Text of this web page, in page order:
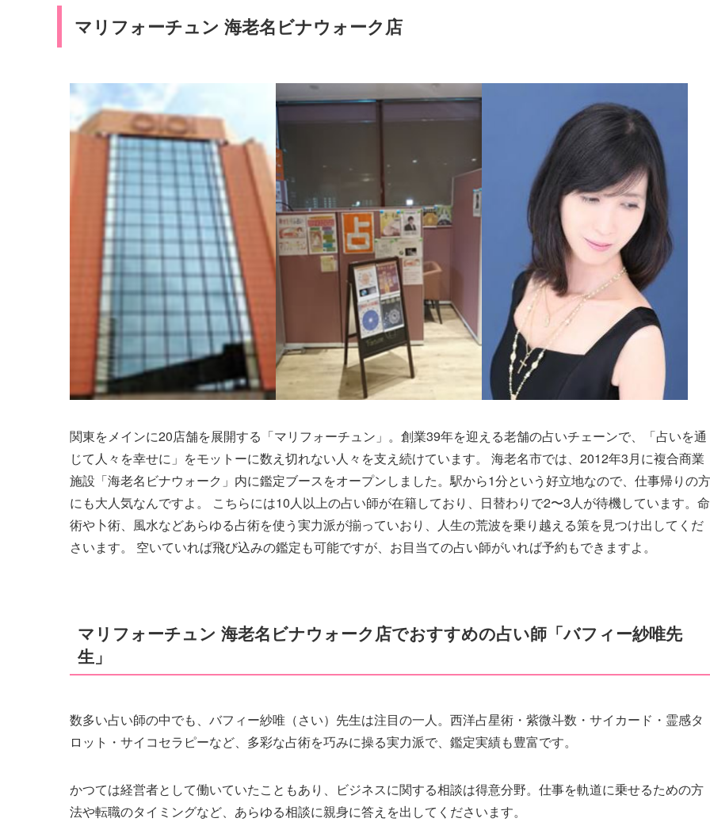
マリフォーチュン 海老名ビナウォーク店
関東をメインに20店舗を展開する「マリフォーチュン」。創業39年を迎える老舗の占いチェーンで、「占いを通
じて人々を幸せに」をモットーに数え切れない人々を支え続けています。 海老名市では、2012年3月に複合商業
施設「海老名ビナウォーク」内に鑑定ブースをオープンしました。駅から1分という好立地なので、仕事帰りの方
にも大人気なんですよ。 こちらには10人以上の占い師が在籍しており、日替わりで2〜3人が待機しています。命
術や卜術、風水などあらゆる占術を使う実力派が揃っていおり、人生の荒波を乗り越える策を見つけ出してくだ
さいます。 空いていれば飛び込みの鑑定も可能ですが、お目当ての占い師がいれば予約もできますよ。
マリフォーチュン 海老名ビナウォーク店でおすすめの占い師「バフィー紗唯先
生」
数多い占い師の中でも、バフィー紗唯（さい）先生は注目の一人。西洋占星術・紫微斗数・サイカード・霊感タ
ロット・サイコセラピーなど、多彩な占術を巧みに操る実力派で、鑑定実績も豊富です。
かつては経営者として働いていたこともあり、ビジネスに関する相談は得意分野。仕事を軌道に乗せるための方
法や転職のタイミングなど、あらゆる相談に親身に答えを出してくださいます。